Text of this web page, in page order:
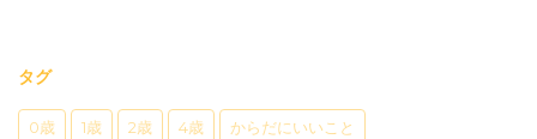
タグ
0歳 1歳 2歳 4歳 からだにいいこと